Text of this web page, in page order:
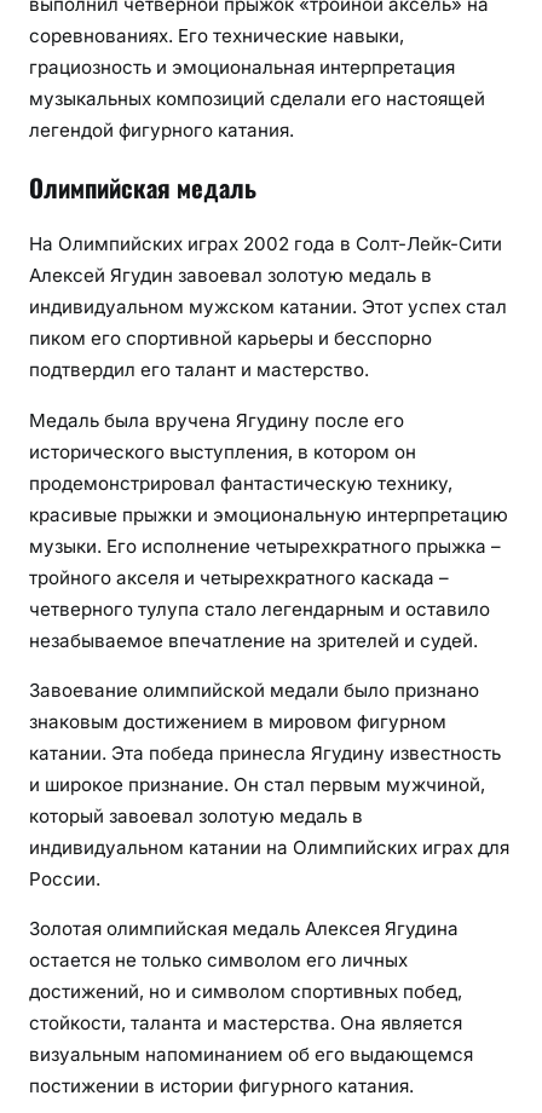
выполнил четверной прыжок «тройной аксель» на
соревнованиях. Его технические навыки,
грациозность и эмоциональная интерпретация
музыкальных композиций сделали его настоящей
легендой фигурного катания.
Олимпийская медаль
На Олимпийских играх 2002 года в Солт-Лейк-Сити
Алексей Ягудин завоевал золотую медаль в
индивидуальном мужском катании. Этот успех стал
пиком его спортивной карьеры и бесспорно
подтвердил его талант и мастерство.
Медаль была вручена Ягудину после его
исторического выступления, в котором он
продемонстрировал фантастическую технику,
красивые прыжки и эмоциональную интерпретацию
музыки. Его исполнение четырехкратного прыжка –
тройного акселя и четырехкратного каскада –
четверного тулупа стало легендарным и оставило
незабываемое впечатление на зрителей и судей.
Завоевание олимпийской медали было признано
знаковым достижением в мировом фигурном
катании. Эта победа принесла Ягудину известность
и широкое признание. Он стал первым мужчиной,
который завоевал золотую медаль в
индивидуальном катании на Олимпийских играх для
России.
Золотая олимпийская медаль Алексея Ягудина
остается не только символом его личных
достижений, но и символом спортивных побед,
стойкости, таланта и мастерства. Она является
визуальным напоминанием об его выдающемся
постижении в истории фигурного катания.